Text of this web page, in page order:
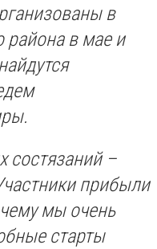
в
района в мае и
состязаний –
прибыли
мы очень
старты